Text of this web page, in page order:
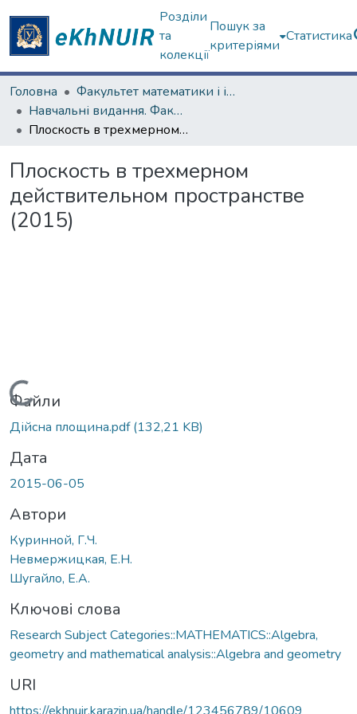
Розділи
та
колекції
Пошук за
критеріями
Статистика
Головна
Факультет математики і інформатики
Навчальні видання. Факультет математики і інформатики
Плоскость в трехмерном действительном пространстве (2015)
Плоскость в трехмерном
действительном пространстве
(2015)
Вантажиться...
Файли
Дійсна площина.pdf(132,21 KB)
Дата
2015-06-05
Автори
Куринной, Г.Ч.
Невмержицкая, Е.Н.
Шугайло, Е.А.
Ключові слова
Research Subject Categories::MATHEMATICS::Algebra,
geometry and mathematical analysis::Algebra and geometry
URI